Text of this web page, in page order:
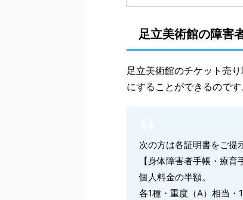
足立美術館の障害
足立美術館のチケット売
にすることができるのです
次の方は各証明書をご提
【身体障害者手帳・療
個人料金の半額。
各1種・重度（A）相当・